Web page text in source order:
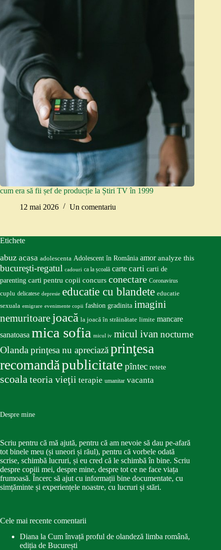
cum era să fii șef de producție la Știri TV în 1999
12 mai 2026
Un comentariu
Etichete
abuz acasa adolescenta Adolescent în România amor analyze this
bucureşti-regatul cadouri ca la școală carte carti carti de
parenting carti pentru copii concurs conectare Coronavirus
cuplu delicatese depresie educatie cu blandete educatie
sexuala emigrare evenimente copii fashion gradinita imagini
nemuritoare joacă la joacă în străinătate limite mancare
sanatoasa mica sofia micul iv micul ivan nocturne
Olanda prinţesa nu apreciază prinţesa
recomandăpublicitate pîntec retete
scoala teoria vieţii terapie umanitar vacanta
Despre mine
Scriu pentru că mă ajută, pentru că am nevoie să dau pe-afară
tot binele meu (și uneori și răul), pentru că vorbele odată
scrise, schimbă lucruri, și eu cred că le schimbă în bine. Scriu
despre copiii mei, despre mine, despre tot ce ne face viața
frumoasă. Încerc să ajut cu informații bine documentate, cu
simțăminte și experiențele noastre, cu lucruri și stări.
Cele mai recente comentarii
Diana la Cum învață proful de olandeză limba română,
ediția de București